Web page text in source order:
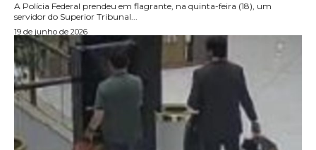
A Polícia Federal prendeu em flagrante, na quinta-feira (18), um
servidor do Superior Tribunal...
19 de junho de 2026